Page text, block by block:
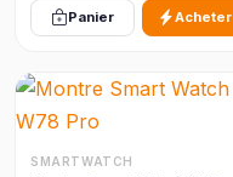
Panier Acheter
SMARTWATCH